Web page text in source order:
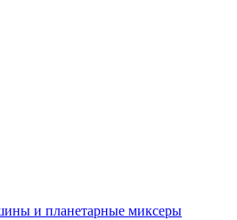
и планетарные миксеры